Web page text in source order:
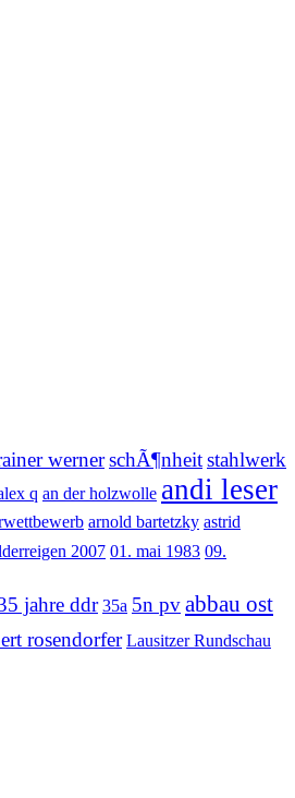
wernerschÃ¶nheitstahlwerk
q an der holzwolle andi leser
arnold bartetzky astrid
2007 01. mai 1983 09.
jahre ddr 35a 5n pvabbau ost
rosendorfer Lausitzer Rundschau